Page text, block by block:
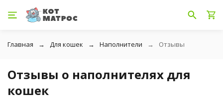
Главная Для кошек Наполнители Отзывы
Отзывы о наполнителях для
кошек